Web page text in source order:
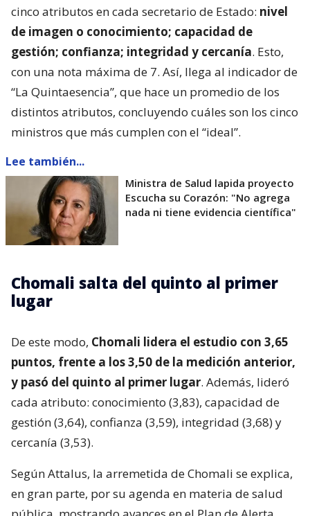
cinco atributos en cada secretario de Estado: nivel
de imagen o conocimiento; capacidad de
gestión; confianza; integridad y cercanía. Esto,
con una nota máxima de 7. Así, llega al indicador de
“La Quintaesencia”, que hace un promedio de los
distintos atributos, concluyendo cuáles son los cinco
ministros que más cumplen con el “ideal”.
Lee también...
Ministra de Salud lapida proyecto
Escucha su Corazón: "No agrega
nada ni tiene evidencia científica"
Chomali salta del quinto al primer
lugar
De este modo, Chomali lidera el estudio con 3,65
puntos, frente a los 3,50 de la medición anterior,
y pasó del quinto al primer lugar. Además, lideró
cada atributo: conocimiento (3,83), capacidad de
gestión (3,64), confianza (3,59), integridad (3,68) y
cercanía (3,53).
Según Attalus, la arremetida de Chomali se explica,
en gran parte, por su agenda en materia de salud